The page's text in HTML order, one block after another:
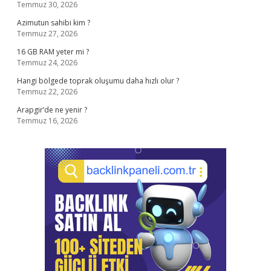
Temmuz 30, 2026
Azimutun sahibi kim ?
Temmuz 27, 2026
16 GB RAM yeter mi ?
Temmuz 24, 2026
Hangi bölgede toprak oluşumu daha hızlı olur ?
Temmuz 22, 2026
Arapgir’de ne yenir ?
Temmuz 16, 2026